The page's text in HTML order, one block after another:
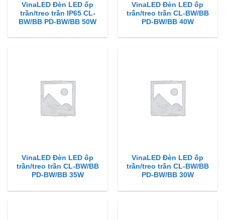
VinaLED Đèn LED ốp
trần/treo trần IP65 CL-
BW/BB PD-BW/BB 50W
VinaLED Đèn LED ốp
trần/treo trần CL-BW/BB
PD-BW/BB 40W
VinaLED Đèn LED ốp
trần/treo trần CL-BW/BB
PD-BW/BB 35W
VinaLED Đèn LED ốp
trần/treo trần CL-BW/BB
PD-BW/BB 30W